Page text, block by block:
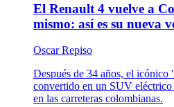
El Renault 4 vuelve a
mismo: así es su nueva
Oscar Repiso
Después de 34 años, el
convertido en un SUV eléctrico
en las carreteras colombianas.